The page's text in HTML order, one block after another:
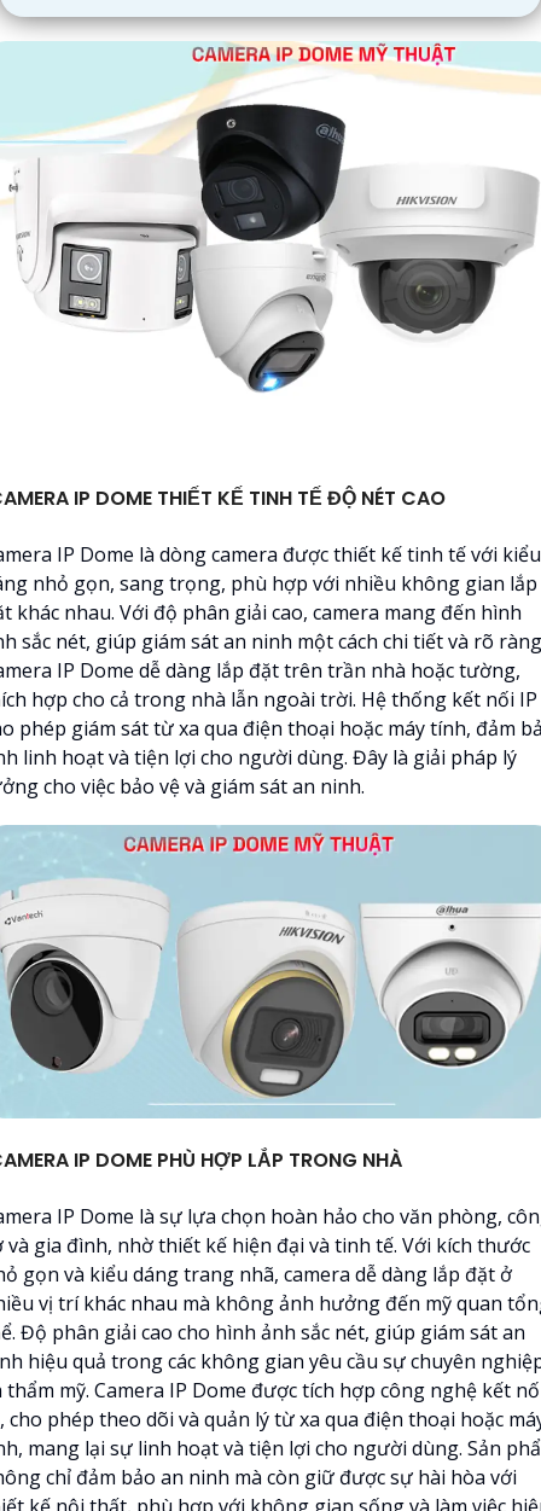
IP DOME THIẾT KẾ TINH TẾ ĐỘ NÉT CAO
IP Dome là dòng camera được thiết kế tinh tế với kiểu
nhỏ gọn, sang trọng, phù hợp với nhiều không gian lắp
khác nhau. Với độ phân giải cao, camera mang đến hình
sắc nét, giúp giám sát an ninh một cách chi tiết và rõ
IP Dome dễ dàng lắp đặt trên trần nhà hoặc tường,
hợp cho cả trong nhà lẫn ngoài trời. Hệ thống kết nối IP
phép giám sát từ xa qua điện thoại hoặc máy tính, đảm
linh hoạt và tiện lợi cho người dùng. Đây là giải pháp lý
cho việc bảo vệ và giám sát an ninh.
IP DOME PHÙ HỢP LẮP TRONG NHÀ
IP Dome là sự lựa chọn hoàn hảo cho văn phòng,
và gia đình, nhờ thiết kế hiện đại và tinh tế. Với kích thước
gọn và kiểu dáng trang nhã, camera dễ dàng lắp đặt ở
vị trí khác nhau mà không ảnh hưởng đến mỹ quan
Độ phân giải cao cho hình ảnh sắc nét, giúp giám sát an
hiệu quả trong các không gian yêu cầu sự chuyên
thẩm mỹ. Camera IP Dome được tích hợp công nghệ kết
cho phép theo dõi và quản lý từ xa qua điện thoại hoặc
mang lại sự linh hoạt và tiện lợi cho người dùng. Sản
chỉ đảm bảo an ninh mà còn giữ được sự hài hòa với